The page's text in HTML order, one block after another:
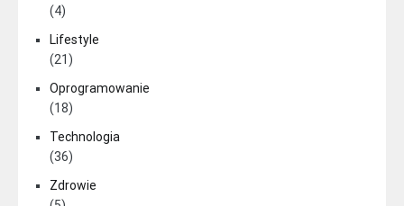
(4)
Lifestyle
(21)
Oprogramowanie
(18)
Technologia
(36)
Zdrowie